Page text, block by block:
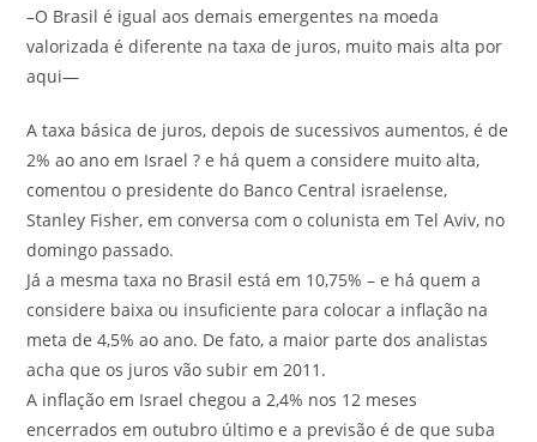
–O Brasil é igual aos demais emergentes na moeda
valorizada é diferente na taxa de juros, muito mais alta por
aqui—
A taxa básica de juros, depois de sucessivos aumentos, é de
2% ao ano em Israel ? e há quem a considere muito alta,
comentou o presidente do Banco Central israelense,
Stanley Fisher, em conversa com o colunista em Tel Aviv, no
domingo passado.
Já a mesma taxa no Brasil está em 10,75% – e há quem a
considere baixa ou insuficiente para colocar a inflação na
meta de 4,5% ao ano. De fato, a maior parte dos analistas
acha que os juros vão subir em 2011.
A inflação em Israel chegou a 2,4% nos 12 meses
encerrados em outubro último e a previsão é de que suba